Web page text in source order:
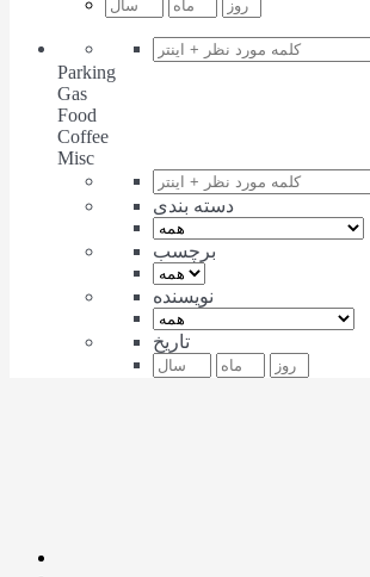
Parking
Gas
Food
Coffee
Misc
دسته بندی
برچسب
نویسنده
تاریخ